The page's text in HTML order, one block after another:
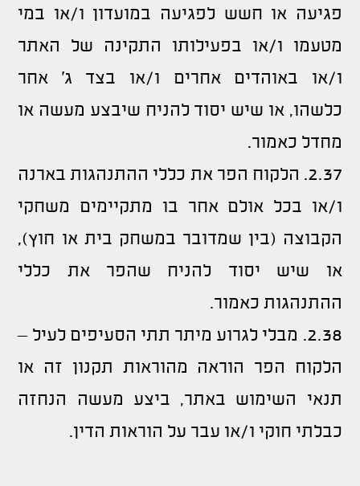
פגיעה או חשש לפגיעה במועדון ו/או במי
מטעמו ו/או בפעילותו התקינה של האתר
ו/או באוהדים אחרים ו/או בצד ג' אחר
כלשהו, או שיש יסוד להניח שיבצע מעשה או
מחדל כאמור.
2.37. הלקוח הפר את כללי ההתנהגות בארנה
ו/או בכל אולם אחר בו מתקיימים משחקי
הקבוצה (בין שמדובר במשחק בית או חוץ),
או שיש יסוד להניח שהפר את כללי
ההתנהגות כאמור.
2.38. מבלי לגרוע מיתר תתי הסעיפים לעיל –
הלקוח הפר הוראה מהוראות תקנון זה או
תנאי השימוש באתר, ביצע מעשה הנחזה
כבלתי חוקי ו/או עבר על הוראות הדין.